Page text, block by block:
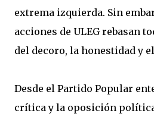
extrema izquierda. Sin
acciones de ULEG rebasan
del decoro, la honestidad y
Desde el Partido Popular
crítica y la oposición